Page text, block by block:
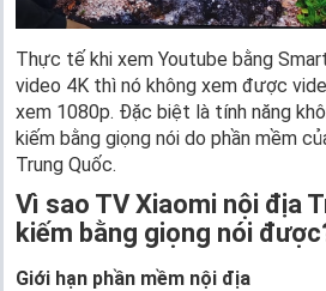
Thực tế khi xem Youtube bằng
video 4K thì nó không xem được
xem 1080p. Đặc biệt là tính năng
kiếm bằng giọng nói do phần mềm
Trung Quốc.
Vì sao TV Xiaomi nội địa
kiếm bằng giọng nói
Giới hạn phần mềm nội địa